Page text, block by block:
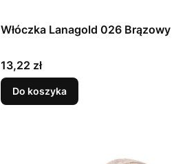
Włóczka Lanagold 026 Brązowy
Cena
13,22 zł
Do koszyka